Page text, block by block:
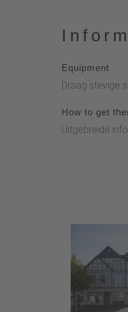
Equipment
Draag stevige
How to get
Uitgebreide